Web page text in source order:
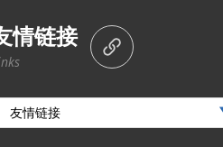
情链接
友情链接